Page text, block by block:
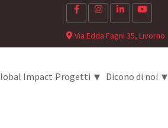
Via Edda Fagni 35, Livorno
Impact Progetti ▾ Dicono di noi ▾